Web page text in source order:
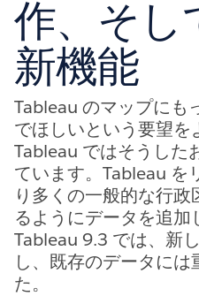
作、そし
新機能
Tableau のマップにも
でほしいという要望を
Tableau ではそうした
ています。Tableau を
り多くの一般的な行
るようにデータを追加
Tableau 9.3 では、新
し、既存のデータに
た。